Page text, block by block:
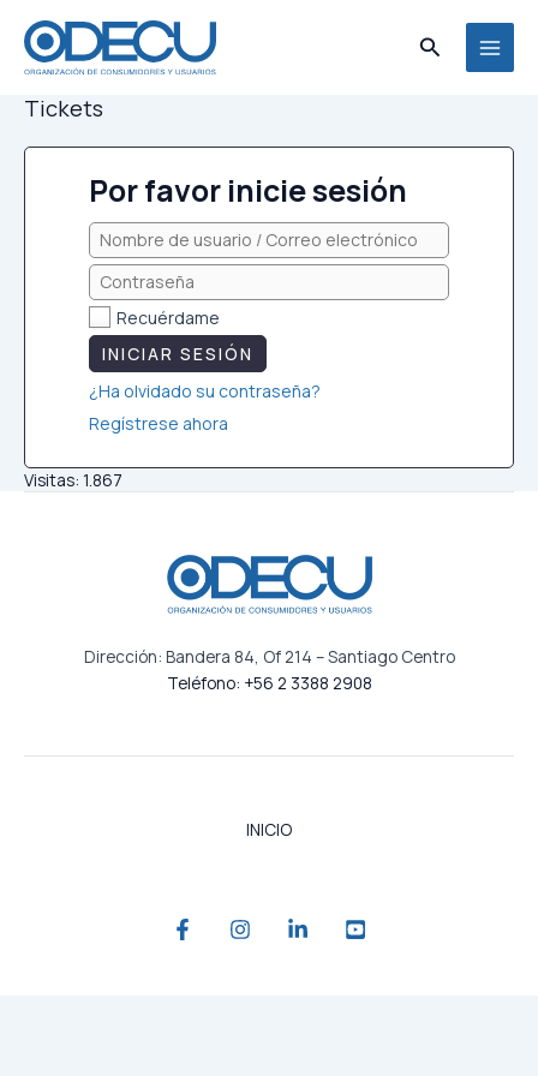
contenido
Buscar
Tickets
Por favor inicie sesión
Recuérdame
INICIAR SESIÓN
¿Ha olvidado su contraseña?
Regístrese ahora
Visitas: 1.867
Dirección: Bandera 84, Of 214 – Santiago Centro
Teléfono: +56 2 3388 2908
INICIO